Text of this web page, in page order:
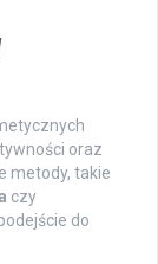
oraz
metody, takie
czy
do